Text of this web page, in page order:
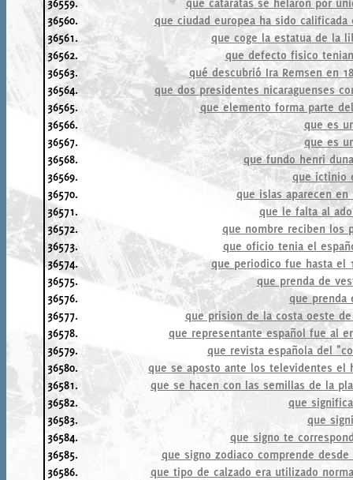
36559.
que cataratas se helaron por
36560.
que ciudad europea ha sido
36561.
que coge la estatua de la
36562.
que defecto fisico
36563.
qué descubrió Ira Remsen en
36564.
que dos presidentes nicaraguenses
36565.
que elemento forma parte
36566.
que es
36567.
que es
36568.
que fundo henri
36569.
que ictinio
36570.
que islas aparecen
36571.
que le falta al
36572.
que nombre reciben los
36573.
que oficio tenia el
36574.
que periodico fue hasta el
36575.
que prenda de
36576.
que prenda
36577.
que prision de la costa oeste
36578.
que representante español fue al
36579.
que revista española del
36580.
que se aposto ante los televidentes el
36581.
que se hacen con las semillas de la
36582.
que
36583.
que
36584.
que signo te
36585.
que signo zodiaco comprende
36586.
que tipo de calzado era utilizado